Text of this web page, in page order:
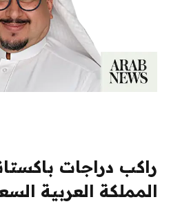
راكب دراجات
المملكة العربية